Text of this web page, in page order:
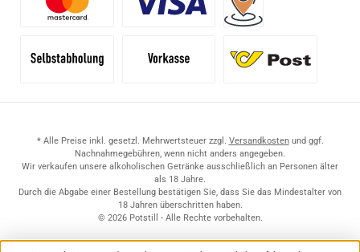
* Alle Preise inkl. gesetzl. Mehrwertsteuer zzgl. Versandkostenund ggf.
Nachnahmegebühren, wenn nicht anders angegeben.
Wir verkaufen unsere alkoholischen Getränke ausschließlich an Personen älter
als 18 Jahre.
Durch die Abgabe einer Bestellung bestätigen Sie, dass Sie das Mindestalter von
18 Jahren überschritten haben.
© 2026 Potstill - Alle Rechte vorbehalten.